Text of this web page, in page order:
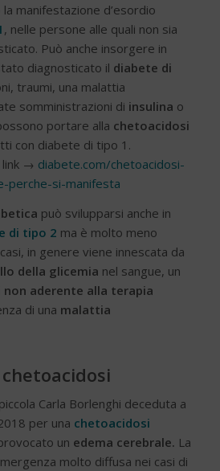
manifestazione d’esordio
, nelle persone alle quali non sia
Può anche insorgere in
diagnosticato il diabete di
traumi, una malattia
somministrazioni di insulina o
portare alla chetoacidosi
con diabete di tipo 1.
link → diabete.com/chetoacidosi-
perche-si-manifesta
può svilupparsi anche in
di tipo 2 ma è molto meno
in genere viene innescata da
della glicemia nel sangue, un
aderente alla terapia
di una malattia
chetoacidosi
Carla Borlenghi deceduta a
per una chetoacidosi
un edema cerebrale. La
molto diffusa nei casi di